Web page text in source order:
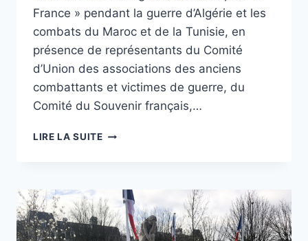
France » pendant la guerre d’Algérie et les
combats du Maroc et de la Tunisie, en
présence de représentants du Comité
d’Union des associations des anciens
combattants et victimes de guerre, du
Comité du Souvenir français,…
LIRE LA SUITEJOURNÉE
« MORTS
POUR
LA
FRANCE »